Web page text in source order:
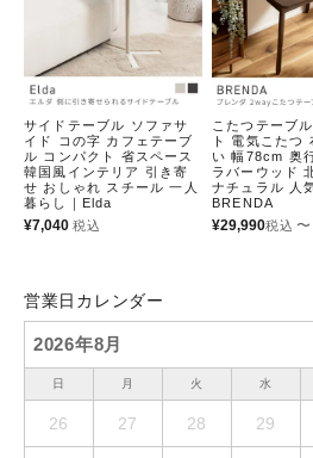
サイドテーブル ソファサ
イド コの字 カフェテーブ
ル コンパクト 省スペース
韓国風インテリア 引き寄
せ おしゃれ スチール 一人
暮らし｜Elda
¥7,040 税込
こたつテーブ
ト 電気こたつ
い 幅78cm 奥
ラバーウッド
ナチュラル 人
BRENDA
¥29,990税込 〜
営業日カレンダー
2026年8月
日 月 火 水
26 27 28 29